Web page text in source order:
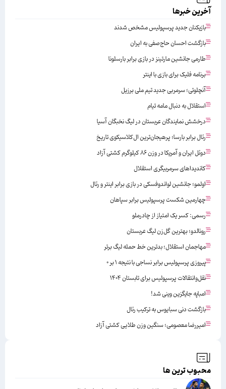
آخرین خبرها
بازیکنان جدید پرسپولیس مشخص شدند
بازگشت احسان حاج‌صفی به ایران
طارمی جانشین مارتینز در بازی برابر بارسلونا
برنامه فلیک برای بازی با اینتر
آنچلوتی؛ سرمربی جدید تیم ملی برزیل
استقلال به دنبال مامه تیام
درخشش نمایندگان عربستان در لیگ نخبگان آسیا
رئال برابر بارسا؛ پرهیجان‌‌ترین ال‌کلاسیکوی تاریخ
دوئل ایران و آمریکا در وزن ۸۶ کیلوگرم کشتی آزاد
کاندیداهای سرمربیگری استقلال
اولمو؛ جانشین لواندوفسکی در بازی برابر اینتر و رئال
چهارمین شکست پرسپولیس برابر سپاهان
رسمی: کسر یک امتیاز از چادرملو
رونالدو؛ بهترین گل‌زن لیگ عربستان
مهاجمان استقلال؛ بدترین خط حمله لیگ برتر
پیروزی پرسپولیس برابر نساجی با نتیجه ۱ بر ۰
نقل‌وانتقالات پرسپولیس برای تابستان ۱۴۰۴
امباپه جایگزین وینی شد!
بازگشت دنی سبایوس به ترکیب رئال
امیررضا معصومی؛ سنگین وزن طلایی کشتی آزاد
محبوب ترین ها